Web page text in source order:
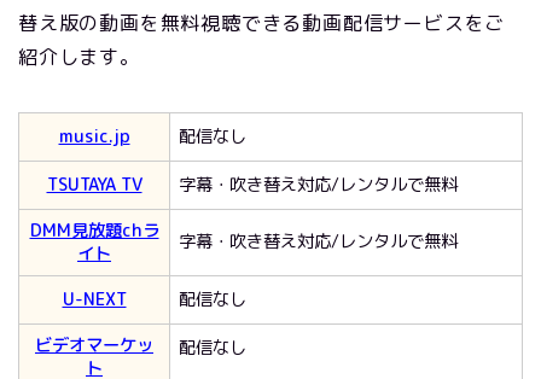
替え版の動画を無料視聴できる動画配信サービスをご
紹介します。
music.jp
配信なし
TSUTAYA TV
字幕・吹き替え対応/レンタルで無料
DMM見放題chラ
イト
字幕・吹き替え対応/レンタルで無料
U-NEXT
配信なし
ビデオマーケッ
ト
配信なし